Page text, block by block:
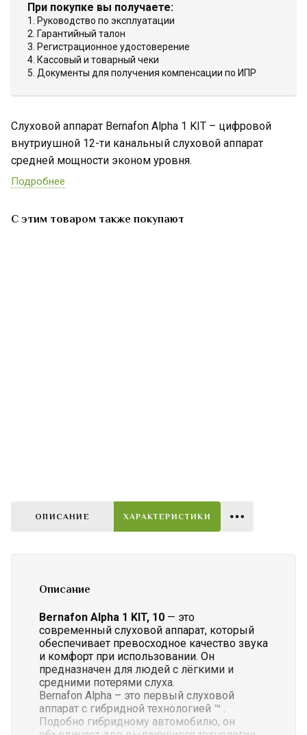
При покупке вы получаете:
1. Руководство по эксплуатации
2. Гарантийный талон
3. Регистрационное удостоверение
4. Кассовый и товарный чеки
5. Документы для получения компенсации по ИПР
Слуховой аппарат Bernafon Alpha 1 KIT – цифровой
внутриушной 12-ти канальный слуховой аппарат
средней мощности эконом уровня.
Подробнее
С этим товаром также покупают
ОПИСАНИЕ ХАРАКТЕРИСТИКИ
Описание
Bernafon Alpha 1 KIT, 10 — это
современный слуховой аппарат, который
обеспечивает превосходное качество звука
и комфорт при использовании. Он
предназначен для людей с лёгкими и
средними потерями слуха.
Bernafon Alpha – это первый слуховой
аппарат с гибридной технологией ™ .
Подобно гибридному автомобилю, он